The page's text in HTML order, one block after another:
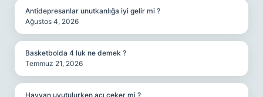
Antidepresanlar unutkanlığa iyi gelir mi ?
Ağustos 4, 2026
Basketbolda 4 luk ne demek ?
Temmuz 21, 2026
Hayvan uyutulurken acı çeker mi ?